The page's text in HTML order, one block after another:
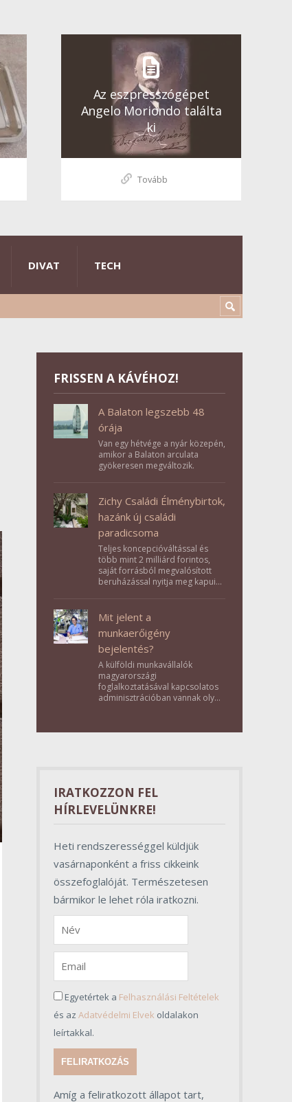
Az eszpresszógépet
Angelo Moriondo találta
ki
Tovább
DIVAT TECH
FRISSEN A KÁVÉHOZ!
A Balaton legszebb 48
órája
Van egy hétvége a nyár közepén,
amikor a Balaton arculata
gyökeresen megváltozik.
Zichy Családi Élménybirtok,
hazánk új családi
paradicsoma
Teljes koncepcióváltással és
több mint 2 milliárd forintos,
saját forrásból megvalósított
beruházással nyitja meg kapuit a
Élménybirtok a mai napon.
Mit jelent a
munkaerőigény
bejelentés?
A külföldi munkavállalók
magyarországi
foglalkoztatásával kapcsolatos
adminisztrációban vannak olyan
valójában azonban
IRATKOZZON FEL
HÍRLEVELÜNKRE!
Heti rendszerességgel küldjük
vasárnaponként a friss cikkeink
összefoglalóját. Természetesen
bármikor le lehet róla iratkozni.
Egyetértek a Felhasználási Feltételek
és az Adatvédelmi Elvek oldalakon
leírtakkal.
FELIRATKOZÁS
Amíg a feliratkozott állapot tart,